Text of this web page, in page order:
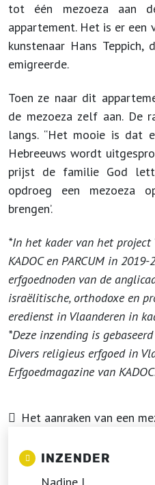
tot één mezoeza aan
appartement. Het is er een
kunstenaar Hans Teppich,
emigreerde.
Toen ze naar dit
de mezoeza zelf aan. De
langs. “Het mooie is dat
Hebreeuws wordt
prijst de familie God
opdroeg een mezoeza
brengen’.
*In het kader van het project
KADOC en PARCUM in
erfgoednoden van de
israëlitische, orthodoxe en
eredienst in Vlaanderen in
*Deze inzending is
Divers religieus erfgoed in
Erfgoedmagazine van
Het aanraken van een
INZENDER